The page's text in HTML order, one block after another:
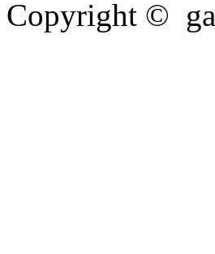
Copyright ©